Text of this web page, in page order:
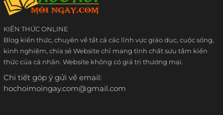
KIẾN THỨC ONLINE
Blog kiến thức, chuyên về tất cả các lĩnh vực giáo dục, cuộc sống,
kinh nghiệm, chia sẻ Website chỉ mang tính chất sưu tầm kiến
thức của cá nhân. Website không có giá trị thương mại.
Chi tiết góp ý gửi về email:
hochoimoingay.com@gmail.com